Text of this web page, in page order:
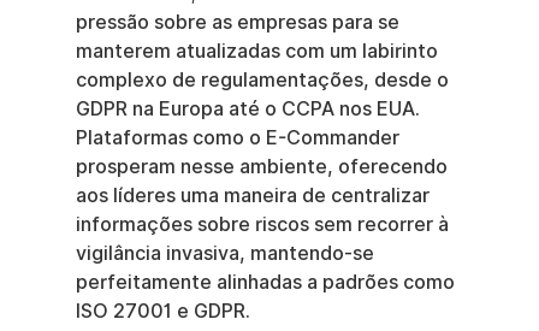
pressão sobre as empresas para se
manterem atualizadas com um labirinto
complexo de regulamentações, desde o
GDPR na Europa até o CCPA nos EUA.
Plataformas como o E-Commander
prosperam nesse ambiente, oferecendo
aos líderes uma maneira de centralizar
informações sobre riscos sem recorrer à
vigilância invasiva, mantendo-se
perfeitamente alinhadas a padrões como
ISO 27001 e GDPR.